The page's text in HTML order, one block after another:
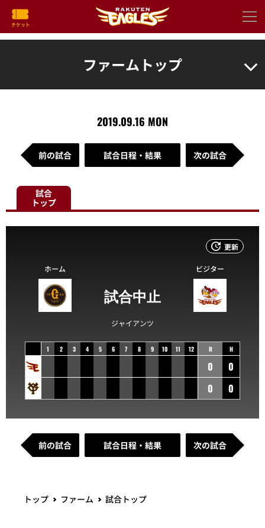
ファームトップ
2019.09.16 MON
前の試合 試合日程・結果 次の試合
試合
トップ
更新
ホーム
試合中止
ビジター
ジャイアンツ
1 2 3 4 5 6 7 8 9 10 11 12 R H
0
0
0
0
前の試合 試合日程・結果 次の試合
トップ ファーム 試合トップ